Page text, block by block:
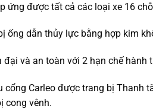
ứng được tất cả các loại xe 16
ống dẫn thủy lực bằng hợp kim
đại và an toàn với 2 hạn chế
cổng Carleo được trang bị
cong vênh.